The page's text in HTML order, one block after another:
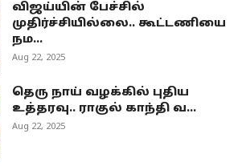
விஜய்யின் பேச்சில்
முதிர்ச்சியில்லை.. கூட்டணியை
நம...
Aug 22, 2025
தெரு நாய் வழக்கில் புதிய
உத்தரவு.. ராகுல் காந்தி வ...
Aug 22, 2025